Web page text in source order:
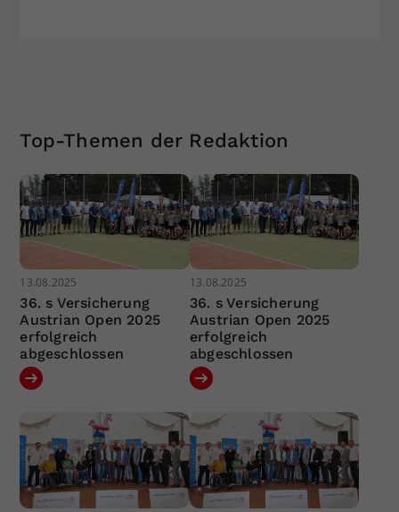
Top-Themen der Redaktion
13.08.2025
36. s Versicherung
Austrian Open 2025
erfolgreich
abgeschlossen
13.08.2025
36. s Versicherung
Austrian Open 2025
erfolgreich
abgeschlossen